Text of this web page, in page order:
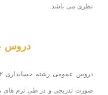
نظری می باشد.
دروس
صورت تدریجی و در طی ترم های